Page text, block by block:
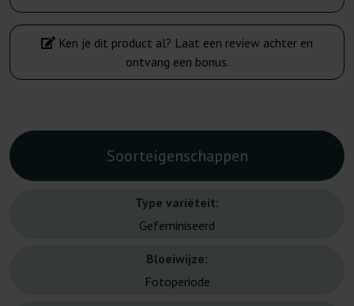
Ken je dit product al? Laat een review achter en
ontvang een bonus.
Soorteigenschappen
Type variëteit:
Gefeminiseerd
Bloeiwijze:
Fotoperiode